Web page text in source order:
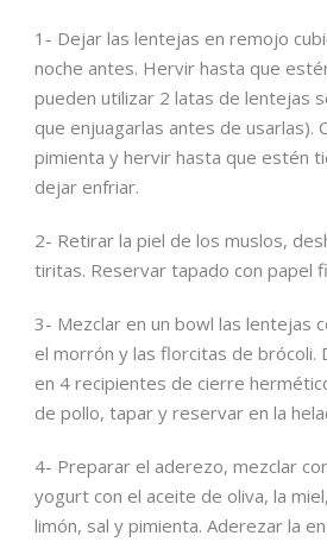
1- Dejar las lentejas en remojo
noche antes. Hervir hasta que
pueden utilizar 2 latas de lentejas
que enjuagarlas antes de usarlas).
pimienta y hervir hasta que estén
dejar enfriar.
2- Retirar la piel de los muslos,
tiritas. Reservar tapado con papel
3- Mezclar en un bowl las lentejas
el morrón y las florcitas de brócoli.
en 4 recipientes de cierre
de pollo, tapar y reservar en la
4- Preparar el aderezo, mezclar
yogurt con el aceite de oliva, la
limón, sal y pimienta. Aderezar la